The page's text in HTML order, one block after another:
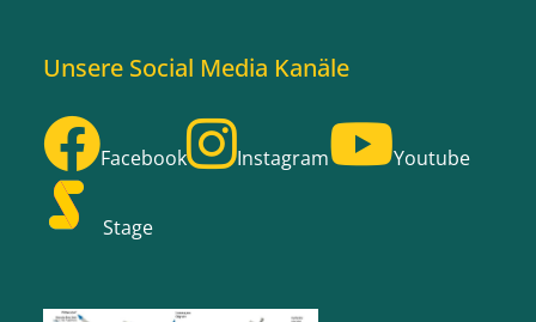
Unsere Social Media Kanäle
Facebook Instagram Youtube
Stage